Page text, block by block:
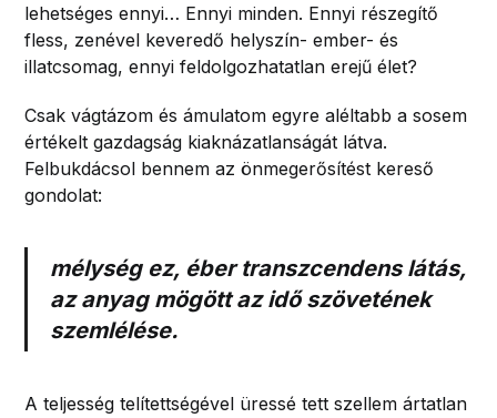
lehetséges ennyi… Ennyi minden. Ennyi részegítő
fless, zenével keveredő helyszín- ember- és
illatcsomag, ennyi feldolgozhatatlan erejű élet?
Csak vágtázom és ámulatom egyre aléltabb a sosem
értékelt gazdagság kiaknázatlanságát látva.
Felbukdácsol bennem az önmegerősítést kereső
gondolat:
mélység ez, éber transzcendens látás,
az anyag mögött az idő szövetének
szemlélése.
A teljesség telítettségével üressé tett szellem ártatlan